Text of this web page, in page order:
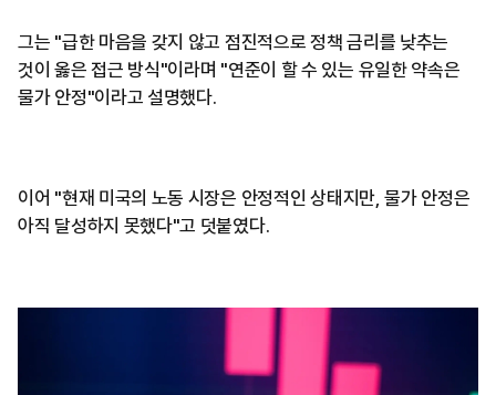
그는 "급한 마음을 갖지 않고 점진적으로 정책 금리를 낮추는
것이 옳은 접근 방식"이라며 "연준이 할 수 있는 유일한 약속은
물가 안정"이라고 설명했다.
이어 "현재 미국의 노동 시장은 안정적인 상태지만, 물가 안정은
아직 달성하지 못했다"고 덧붙였다.